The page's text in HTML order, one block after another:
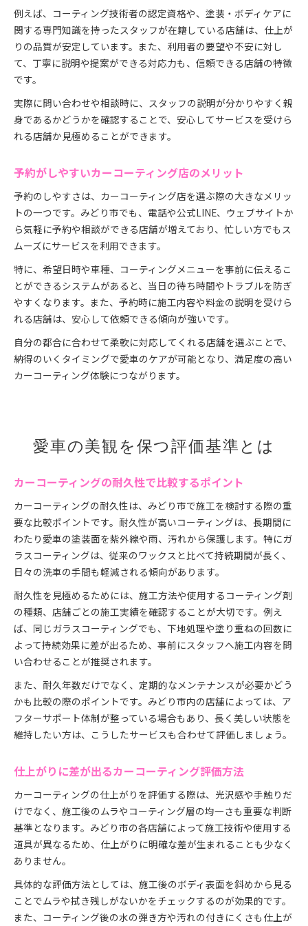
例えば、コーティング技術者の認定資格や、塗装・ボディケアに
関する専門知識を持ったスタッフが在籍している店舗は、仕上が
りの品質が安定しています。また、利用者の要望や不安に対し
て、丁寧に説明や提案ができる対応力も、信頼できる店舗の特徴
です。
実際に問い合わせや相談時に、スタッフの説明が分かりやすく親
身であるかどうかを確認することで、安心してサービスを受けら
れる店舗か見極めることができます。
予約がしやすいカーコーティング店のメリット
予約のしやすさは、カーコーティング店を選ぶ際の大きなメリッ
トの一つです。みどり市でも、電話や公式LINE、ウェブサイトか
ら気軽に予約や相談ができる店舗が増えており、忙しい方でもス
ムーズにサービスを利用できます。
特に、希望日時や車種、コーティングメニューを事前に伝えるこ
とができるシステムがあると、当日の待ち時間やトラブルを防ぎ
やすくなります。また、予約時に施工内容や料金の説明を受けら
れる店舗は、安心して依頼できる傾向が強いです。
自分の都合に合わせて柔軟に対応してくれる店舗を選ぶことで、
納得のいくタイミングで愛車のケアが可能となり、満足度の高い
カーコーティング体験につながります。
愛車の美観を保つ評価基準とは
カーコーティングの耐久性で比較するポイント
カーコーティングの耐久性は、みどり市で施工を検討する際の重
要な比較ポイントです。耐久性が高いコーティングは、長期間に
わたり愛車の塗装面を紫外線や雨、汚れから保護します。特にガ
ラスコーティングは、従来のワックスと比べて持続期間が長く、
日々の洗車の手間も軽減される傾向があります。
耐久性を見極めるためには、施工方法や使用するコーティング剤
の種類、店舗ごとの施工実績を確認することが大切です。例え
ば、同じガラスコーティングでも、下地処理や塗り重ねの回数に
よって持続効果に差が出るため、事前にスタッフへ施工内容を問
い合わせることが推奨されます。
また、耐久年数だけでなく、定期的なメンテナンスが必要かどう
かも比較の際のポイントです。みどり市内の店舗によっては、ア
フターサポート体制が整っている場合もあり、長く美しい状態を
維持したい方は、こうしたサービスも合わせて評価しましょう。
仕上がりに差が出るカーコーティング評価方法
カーコーティングの仕上がりを評価する際は、光沢感や手触りだ
けでなく、施工後のムラやコーティング層の均一さも重要な判断
基準となります。みどり市の各店舗によって施工技術や使用する
道具が異なるため、仕上がりに明確な差が生まれることも少なく
ありません。
具体的な評価方法としては、施工後のボディ表面を斜めから見る
ことでムラや拭き残しがないかをチェックするのが効果的です。
また、コーティング後の水の弾き方や汚れの付きにくさも仕上が